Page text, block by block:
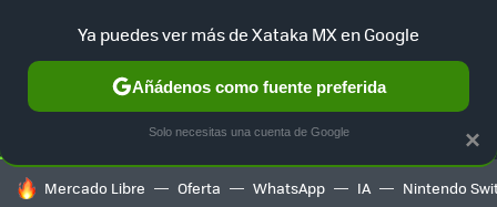
SELECCIÓN GAMING HOME AUTO TERRITORIO
HOY SE HABLA DE
Mercado Libre Oferta WhatsApp IA Nintendo
×
Ya puedes ver más de Xataka MX en Google
Añádenos como fuente preferida
Solo necesitas una cuenta de Google